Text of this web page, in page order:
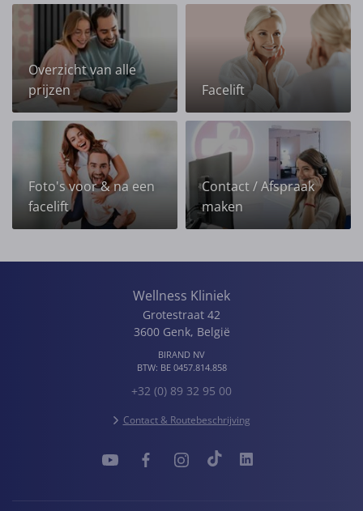
Overzicht van alle
prijzen
Facelift
Foto's voor & na een
facelift
Contact / Afspraak
maken
Wellness Kliniek
Grotestraat 42
3600 Genk, België
BIRAND NV
BTW: BE 0457.814.858
+32 (0) 89 32 95 00
Contact & Routebeschrijving